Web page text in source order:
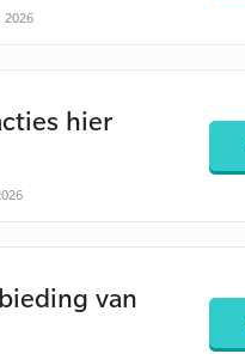
hier
van